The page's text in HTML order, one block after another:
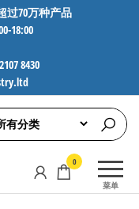
过70万种产品
18:00
8430
菜单
0